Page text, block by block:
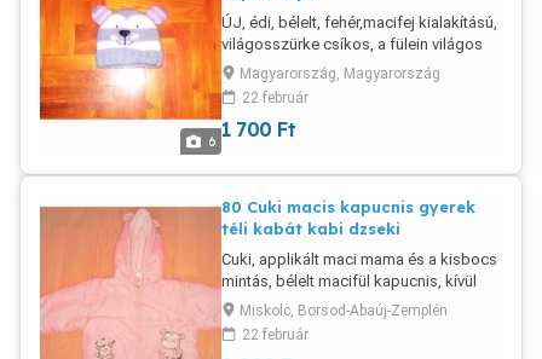
6
ÚJ, édi, bélelt, fehér,macifej kialakítású,
világosszürke csíkos, a fülein világos
szürke rózsaszín csíkos, szürke színű
polárral bélelt, kötött, téli sapka eladó.
Beleírt méret: nincs. A mért átmérője 40
cm, de 48 cm-ig tágul. Új, a képen
Szállítás Személyesen átvehető, vagy
előre utalás után, postázom az érvényes
díjtételek alapján. Foxpost, Dpd, Mpl
csomagautomata, házhoz és postán
maradó megoldható. A szállítási
költség a vevőt terheli.
Magyarország, Magyarország
22 február
1 700 Ft
80 Cuki macis kapucnis gyerek
téli kabát kabi dzseki
Cuki, applikált maci mama és a kisbocs
mintás, bélelt macifül kapucnis, kívül
selymes orkán anyagú, belül rózsaszín
selyem béléses és a két anyag között
még bélelt, halvány rózsaszín, végig
Miskolc, Borsod-Abaúj-Zemplén
22 február